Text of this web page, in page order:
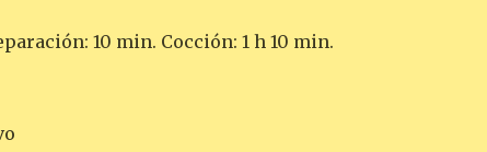
10 min. Cocción: 1 h 10 min.